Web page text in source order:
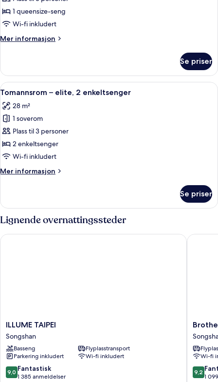
–
elite,
queensize-
1 queensize-seng
Wi-fi inkludert
Mer informasjon
Mer
–
elite,
1
seng
Se priser
Åpne
alle
bildene
av
Tomannsrom
–
elite,
enkeltsenger
Tomannsrom – elite, 2
5
Tomannsrom – elite, 2 enkeltsenger
28 m²
1 soverom
Plass til 3 personer
2 enkeltsenger
Wi-fi inkludert
Mer informasjon
Mer
–
2
Se priser
Lignende overnattingssteder
ILLUME
TAIPEI
Songshan
ILLUME TAIPEI
Songshan
Basseng
Flyplasstransport
Parkering inkludert
Wi-fi inkludert
9.0
av
9,0 Fantastisk
1 385 anmeldelser
ILLUME TAIPEI
Brother
Hotel
Wi-fi
9.2
av
9,2
1
Brother